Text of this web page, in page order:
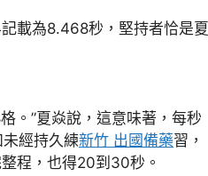
載為8.468秒，堅持者恰是夏
”夏焱說，這意味著，每秒
經持久練新竹 出國備藥習，
程，也得20到30秒。